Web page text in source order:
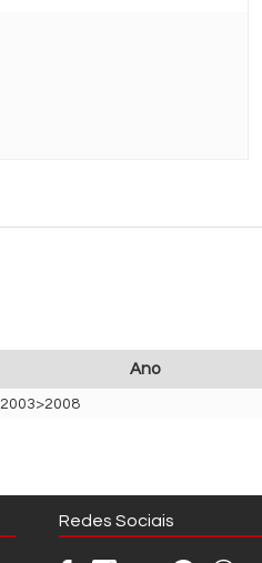
Ano
2003>2008
Redes Sociais